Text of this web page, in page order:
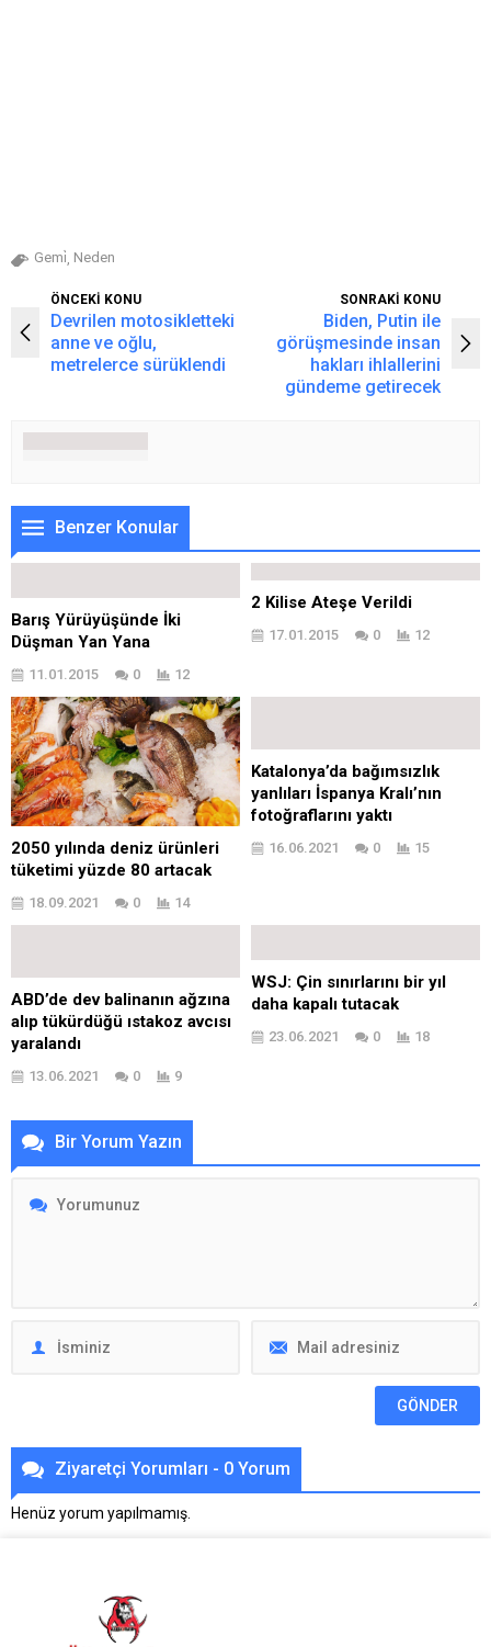
Gemi̇, Neden
ÖNCEKİ KONU
Devrilen motosikletteki
anne ve oğlu,
metrelerce sürüklendi
SONRAKİ KONU
Biden, Putin ile
görüşmesinde insan
hakları ihlallerini
gündeme getirecek
Benzer Konular
Barış Yürüyüşünde İki
Düşman Yan Yana
11.01.2015 0 12
2 Kilise Ateşe Verildi
17.01.2015 0 12
2050 yılında deniz ürünleri
tüketimi yüzde 80 artacak
18.09.2021 0 14
Katalonya’da bağımsızlık
yanlıları İspanya Kralı’nın
fotoğraflarını yaktı
16.06.2021 0 15
ABD’de dev balinanın ağzına
alıp tükürdüğü ıstakoz avcısı
yaralandı
13.06.2021 0 9
WSJ: Çin sınırlarını bir yıl
daha kapalı tutacak
23.06.2021 0 18
Bir Yorum Yazın
Ziyaretçi Yorumları - 0 Yorum
Henüz yorum yapılmamış.